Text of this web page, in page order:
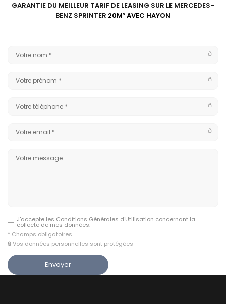
GARANTIE DU MEILLEUR TARIF DE LEASING SUR LE MERCEDES-
BENZ SPRINTER 20M³ AVEC HAYON
J'accepte les Conditions Générales d'Utilisation concernant la
collecte de mes données.
* Champs obligatoires
🔒 Vos données personnelles sont protégées